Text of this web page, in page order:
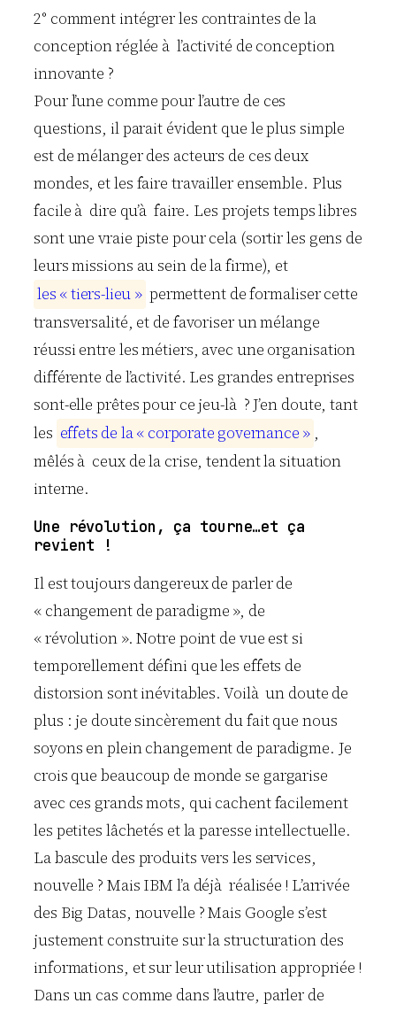
2° comment intégrer les contraintes de la
conception réglée à l’activité de conception
innovante ?
Pour l’une comme pour l’autre de ces
questions, il parait évident que le plus simple
est de mélanger des acteurs de ces deux
mondes, et les faire travailler ensemble. Plus
facile à dire qu’à faire. Les projets temps libres
sont une vraie piste pour cela (sortir les gens de
leurs missions au sein de la firme), et
les «tiers-lieu » permettent de formaliser cette
transversalité, et de favoriser un mélange
réussi entre les métiers, avec une organisation
différente de l’activité. Les grandes entreprises
sont-elle prêtes pour ce jeu-là ? J’en doute, tant
les effets de la« corporate governance » ,
mêlés à ceux de la crise, tendent la situation
interne.
Une révolution, ça tourne…et ça
revient !
Il est toujours dangereux de parler de
« changement de paradigme », de
« révolution ». Notre point de vue est si
temporellement défini que les effets de
distorsion sont inévitables. Voilà un doute de
plus : je doute sincèrement du fait que nous
soyons en plein changement de paradigme. Je
crois que beaucoup de monde se gargarise
avec ces grands mots, qui cachent facilement
les petites lâchetés et la paresse intellectuelle.
La bascule des produits vers les services,
nouvelle ? Mais IBM l’a déjà réalisée ! L’arrivée
des Big Datas, nouvelle ? Mais Google s’est
justement construite sur la structuration des
informations, et sur leur utilisation appropriée !
Dans un cas comme dans l’autre, parler de